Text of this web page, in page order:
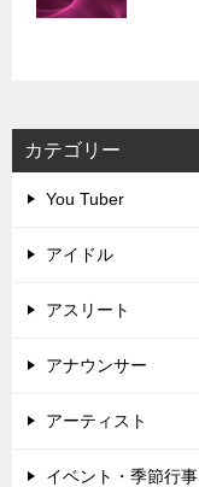
カテゴリー
You Tuber
アイドル
アスリート
アナウンサー
アーティスト
イベント・季節行事